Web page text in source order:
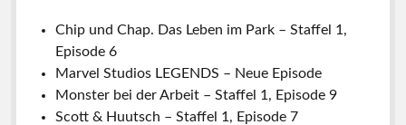
Chip und Chap. Das Leben im Park – Staffel 1,
Episode 6
Marvel Studios LEGENDS – Neue Episode
Monster bei der Arbeit – Staffel 1, Episode 9
Scott & Huutsch – Staffel 1, Episode 7